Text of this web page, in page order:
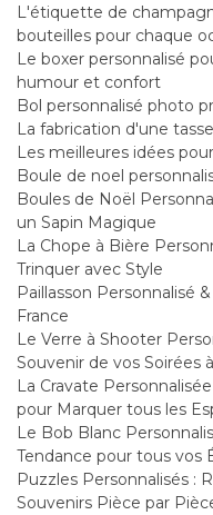
L'étiquette de
bouteilles pour chaque
Le boxer personnalisé
humour et confort
Bol personnalisé photo
La fabrication d'une
Les meilleures idées
Boule de noel
Boules de Noël
un Sapin Magique
La Chope à Bière
Trinquer avec Style
Paillasson Personnalisé
France
Le Verre à Shooter
Souvenir de vos Soirées
La Cravate
pour Marquer tous les
Le Bob Blanc
Tendance pour tous vos
Puzzles Personnalisés :
Souvenirs Pièce par